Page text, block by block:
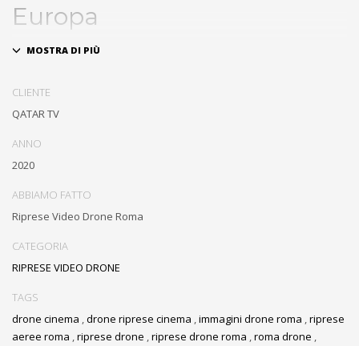
Europa
Riprese video con drone di Roma, immagini uniche del Colosseo e
della città di Roma
CLIENTE
QATAR TV
ANNO
2020
ABBIAMO FATTO
Riprese Video Drone Roma
CATEGORIA
RIPRESE VIDEO DRONE
TAGS
drone cinema ,drone riprese cinema ,immagini drone roma ,riprese
aeree roma ,riprese drone ,riprese drone roma ,roma drone ,